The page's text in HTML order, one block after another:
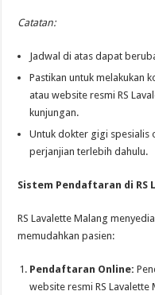
Catatan:
Jadwal di atas dapat
Pastikan untuk melakukan
atau website resmi RS
kunjungan.
Untuk dokter gigi spesialis
perjanjian terlebih dahulu.
Sistem Pendaftaran di RS
RS Lavalette Malang
memudahkan pasien:
Pendaftaran Online:
website resmi RS